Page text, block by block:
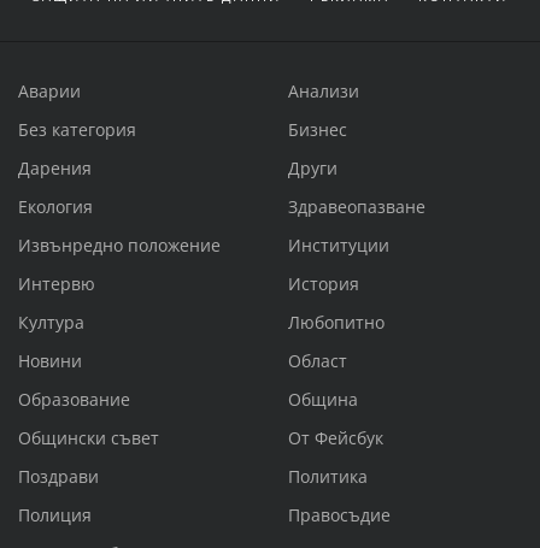
Аварии
Анализи
Без категория
Бизнес
Дарения
Други
Екология
Здравеопазване
Извънредно положение
Институции
Интервю
История
Култура
Любопитно
Новини
Област
Образование
Община
Общински съвет
От Фейсбук
Поздрави
Политика
Полиция
Правосъдие